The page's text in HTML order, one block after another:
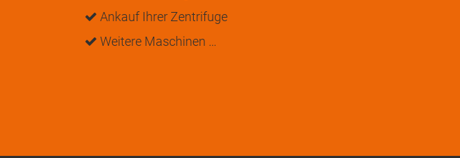
Ankauf Ihrer Zentrifuge
Weitere Maschinen …